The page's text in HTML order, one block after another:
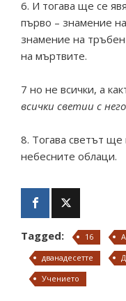
6. И тогава ще се
първо – знамение
знамение на тръбен
на мъртвите.
7 но не всички, а
всички светии с него
8. Тогава светът
небесните облаци.
Tagged: 16
дванадесетте
Учението